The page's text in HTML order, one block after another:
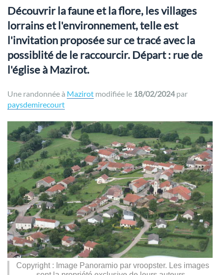
Découvrir la faune et la flore, les villages
lorrains et l'environnement, telle est
l'invitation proposée sur ce tracé avec la
possiblité de le raccourcir. Départ : rue de
l'église à Mazirot.
Une randonnée à Mazirot modifiée le 18/02/2024par
paysdemirecourt
Copyright : Image Panoramio par vroopster. Les images